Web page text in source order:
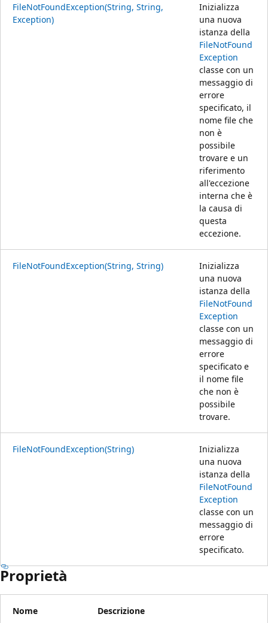
FileNotFoundException(String, String,
Exception)
Inizializza
una nuova
istanza della
FileNotFound
Exception
classe con un
messaggio di
errore
specificato, il
nome file che
non è
possibile
trovare e un
riferimento
all'eccezione
interna che è
la causa di
questa
eccezione.
FileNotFoundException(String, String)
Inizializza
una nuova
istanza della
FileNotFound
Exception
classe con un
messaggio di
errore
specificato e
il nome file
che non è
possibile
trovare.
FileNotFoundException(String)
Inizializza
una nuova
istanza della
FileNotFound
Exception
classe con un
messaggio di
errore
specificato.
Proprietà
Nome Descrizione